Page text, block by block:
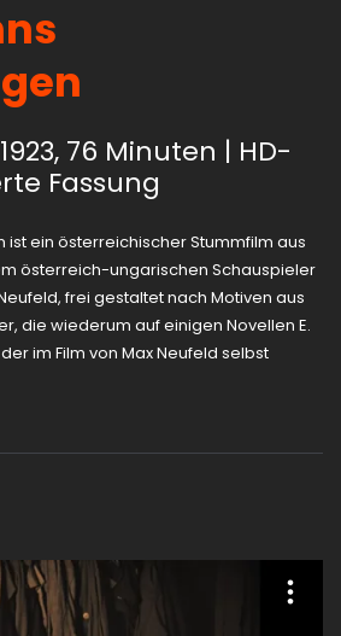
76 Minuten | HD-
Fassung
ist ein österreichischer Stummfilm aus
österreich-ungarischen Schauspieler
frei gestaltet nach Motiven aus
die wiederum auf einigen Novellen E.
im Film von Max Neufeld selbst